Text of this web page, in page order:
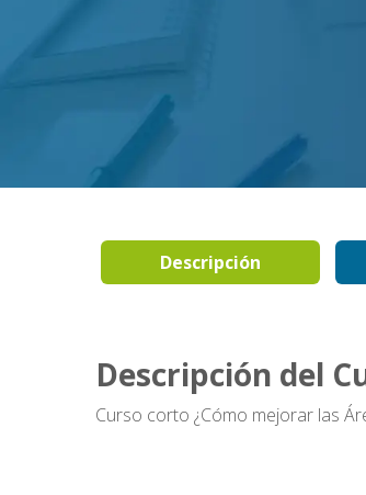
Descripción
Descripción del
Curso corto ¿Cómo mejorar las